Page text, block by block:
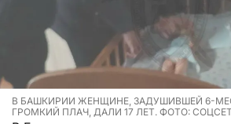
В БАШКИРИИ ЖЕНЩИНЕ, ЗАДУШИВШЕЙ 6-
ГРОМКИЙ ПЛАЧ, ДАЛИ 17 ЛЕТ. ФОТО: